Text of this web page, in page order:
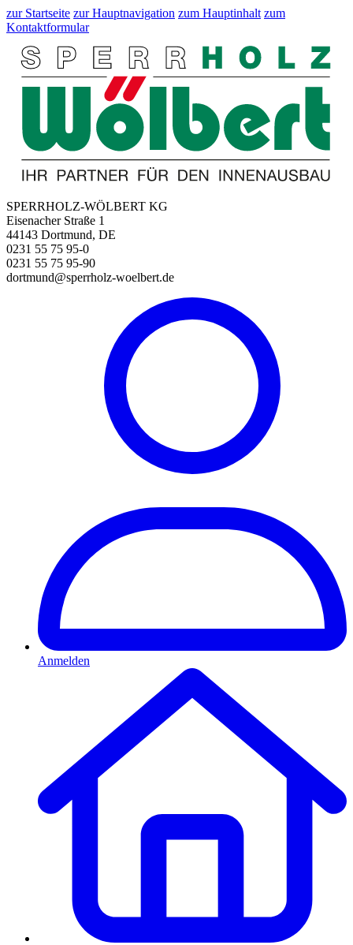
zur Startseite zur Hauptnavigation zum Hauptinhalt zum
Kontaktformular
SPERRHOLZ-WÖLBERT KG
Eisenacher Straße 1
44143 Dortmund, DE
0231 55 75 95-0
0231 55 75 95-90
dortmund@sperrholz-woelbert.de
Anmelden